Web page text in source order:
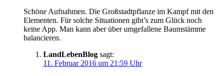
Schöne Aufnahmen. Die Großstadtpflanze im Kampf mit den
Elementen. Für solche Situationen gibt’s zum Glück noch
keine App. Man kann aber über umgefallene Baumstämme
balancieren.
LandLebenBlog sagt:
11. Februar 2016 um 21:59 Uhr